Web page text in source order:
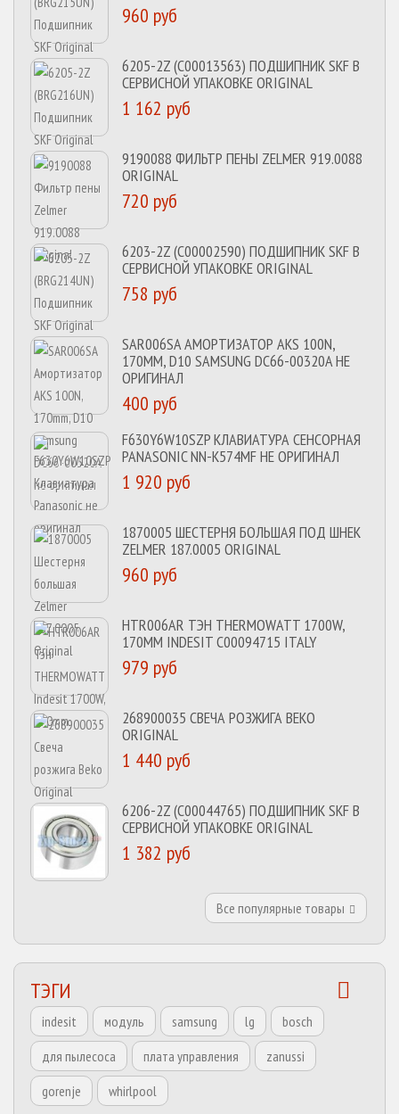
960 руб
6205-2Z (C00013563) ПОДШИПНИК SKF В
СЕРВИСНОЙ УПАКОВКЕ ORIGINAL
1 162 руб
9190088 ФИЛЬТР ПЕНЫ ZELMER 919.0088
ORIGINAL
720 руб
6203-2Z (C00002590) ПОДШИПНИК SKF В
СЕРВИСНОЙ УПАКОВКЕ ORIGINAL
758 руб
SAR006SA АМОРТИЗАТОР AKS 100N,
170MM, D10 SAMSUNG DC66-00320A НЕ
ОРИГИНАЛ
400 руб
F630Y6W10SZP КЛАВИАТУРА СЕНСОРНАЯ
PANASONIC NN-K574MF НЕ ОРИГИНАЛ
1 920 руб
1870005 ШЕСТЕРНЯ БОЛЬШАЯ ПОД ШНЕК
ZELMER 187.0005 ORIGINAL
960 руб
HTR006AR ТЭН THERMOWATT 1700W,
170MM INDESIT C00094715 ITALY
979 руб
268900035 СВЕЧА РОЗЖИГА BEKO
ORIGINAL
1 440 руб
6206-2Z (C00044765) ПОДШИПНИК SKF В
СЕРВИСНОЙ УПАКОВКЕ ORIGINAL
1 382 руб
Все популярные товары
ТЭГИ
indesit модуль samsung lg
bosch
для пылесоса
плата управления
zanussi
gorenje
whirlpool